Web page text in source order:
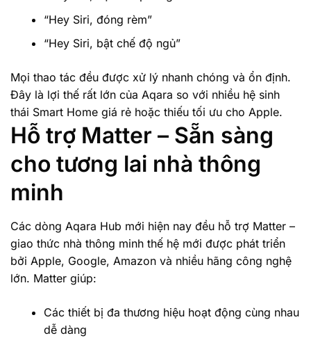
“Hey Siri, đóng rèm”
“Hey Siri, bật chế độ ngủ”
Mọi thao tác đều được xử lý nhanh chóng và ổn định.
Đây là lợi thế rất lớn của Aqara so với nhiều hệ sinh
thái Smart Home giá rẻ hoặc thiếu tối ưu cho Apple.
Hỗ trợ Matter – Sẵn sàng
cho tương lai nhà thông
minh
Các dòng Aqara Hub mới hiện nay đều hỗ trợ Matter –
giao thức nhà thông minh thế hệ mới được phát triển
bởi Apple, Google, Amazon và nhiều hãng công nghệ
lớn. Matter giúp:
Các thiết bị đa thương hiệu hoạt động cùng nhau
dễ dàng